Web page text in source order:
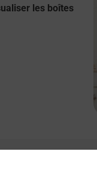
les boîtes